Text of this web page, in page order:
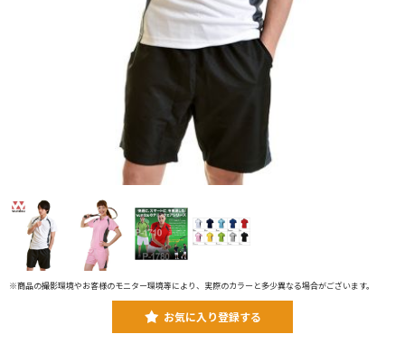
※商品の撮影環境やお客様のモニター環境等により、実際のカラーと多少異なる場合がございます。
お気に入り登録する